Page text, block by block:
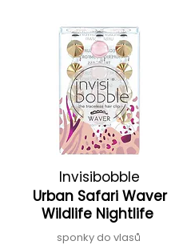
Invisibobble
Urban Safari Waver
Wildlife Nightlife
sponky do vlasů